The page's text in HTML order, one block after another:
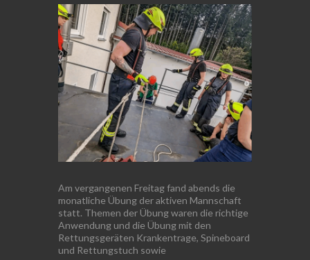
Am vergangenen Freitag fand abends die
monatliche Übung der aktiven Mannschaft
statt. Themen der Übung waren die richtige
Anwendung und die Übung mit den
Rettungsgeräten Krankentrage, Spineboard
und Rettungstuch sowie